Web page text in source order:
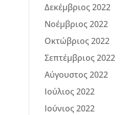
Δεκέμβριος 2022
Νοέμβριος 2022
Οκτώβριος 2022
Σεπτέμβριος 2022
Αύγουστος 2022
Ιούλιος 2022
Ιούνιος 2022